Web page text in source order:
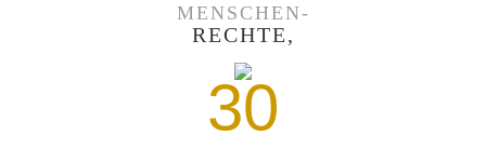
MENSCHEN-
RECHTE,
30